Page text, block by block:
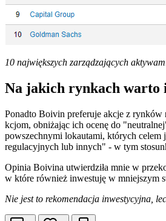
10 największych zarządzających
Na jakich rynkach warto
Ponadto Boivin preferuje akcje z
kcjom, obniżając ich ocenę do
powszechnymi lokautami, których
regulacyjnych lub innych" - w tym
Opinia Boivina utwierdziła mnie w
w które również inwestuję w mniejszym
Nie jest to rekomendacja inwestycyjna,